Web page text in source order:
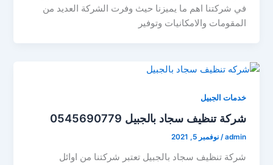
في شركتنا اهم ما يميزنا حيث وفرت الشركة العديد من
المقومات والامكانيات وتوفير
خدمات الجبيل
شركة تنظيف سجاد بالجبيل 0545690779
admin
/نوفمبر 5, 2021
شركة تنظيف سجاد بالجبيل تعتبر شركتنا من اوائل